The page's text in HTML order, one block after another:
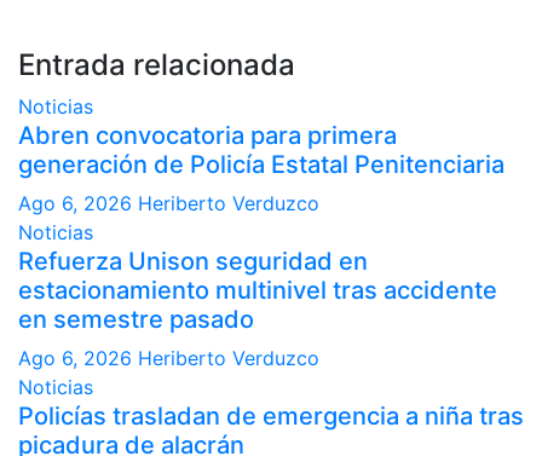
Entrada relacionada
Noticias
Abren convocatoria para primera
generación de Policía Estatal Penitenciaria
Ago 6, 2026 Heriberto Verduzco
Noticias
Refuerza Unison seguridad en
estacionamiento multinivel tras accidente
en semestre pasado
Ago 6, 2026 Heriberto Verduzco
Noticias
Policías trasladan de emergencia a niña tras
picadura de alacrán